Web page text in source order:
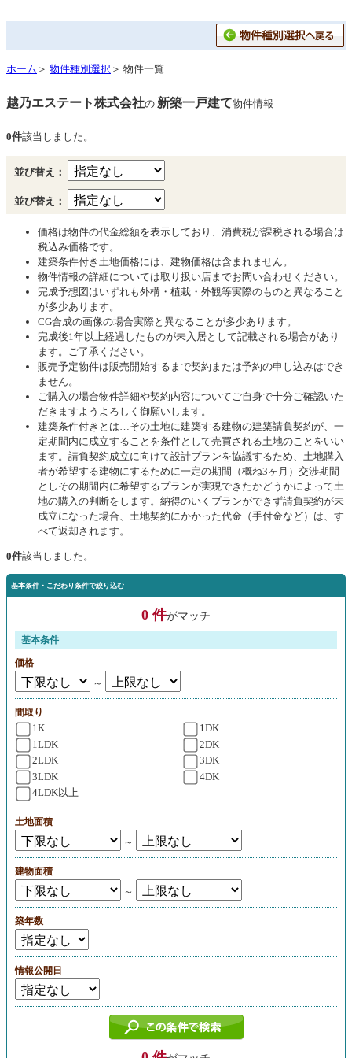
ホーム ＞ 物件種別選択 ＞ 物件一覧
越乃エステート株式会社の 新築一戸建て物件情報
0件該当しました。
並び替え：
並び替え：
価格は物件の代金総額を表示しており、消費税が課税される場合は
税込み価格です。
建築条件付き土地価格には、建物価格は含まれません。
物件情報の詳細については取り扱い店までお問い合わせください。
完成予想図はいずれも外構・植栽・外観等実際のものと異なること
が多少あります。
CG合成の画像の場合実際と異なることが多少あります。
完成後1年以上経過したものが未入居として記載される場合があり
ます。ご了承ください。
販売予定物件は販売開始するまで契約または予約の申し込みはでき
ません。
ご購入の場合物件詳細や契約内容についてご自身で十分ご確認いた
だきますようよろしく御願いします。
建築条件付きとは…その土地に建築する建物の建築請負契約が、一
定期間内に成立することを条件として売買される土地のことをいい
ます。請負契約成立に向けて設計プランを協議するため、土地購入
者が希望する建物にするために一定の期間（概ね3ヶ月）交渉期間
としその期間内に希望するプランが実現できたかどうかによって土
地の購入の判断をします。納得のいくプランができず請負契約が未
成立になった場合、土地契約にかかった代金（手付金など）は、す
べて返却されます。
0件該当しました。
基本条件・こだわり条件で絞り込む
0 件がマッチ
基本条件
価格
～
間取り
1K
1DK
1LDK
2DK
2LDK
3DK
3LDK
4DK
4LDK以上
土地面積
～
建物面積
～
築年数
情報公開日